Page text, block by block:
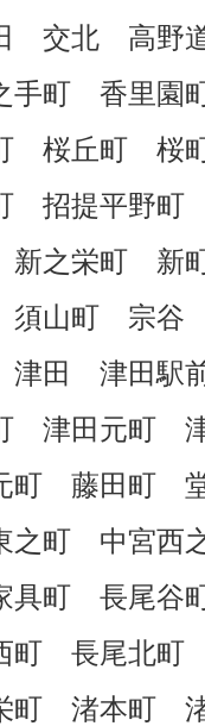
交北 高野
手町 香里
桜丘町 桜
招提平野
新之栄町
須山町 宗
田 津田駅
津田元町
町 藤田町
之町 中宮
具町 長尾
町 長尾北
町 渚本町